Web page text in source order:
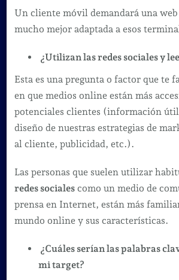
Un cliente móvil demandará una
mucho mejor adaptada a esos
¿Utilizan las redes sociales y
Esta es una pregunta o factor que te
en que medios online están más
potenciales clientes (información
diseño de nuestras estrategias de
al cliente, publicidad, etc.).
Las personas que suelen utilizar
redes socialescomo un medio de
prensa en Internet, están más
mundo online y sus características.
¿Cuáles serían las palabras
mi target?